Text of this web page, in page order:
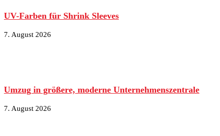
UV-Farben für Shrink Sleeves
7. August 2026
Umzug in größere, moderne Unternehmenszentrale
7. August 2026